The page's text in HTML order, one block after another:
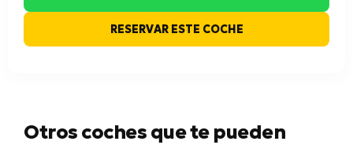
RESERVAR ESTE COCHE
Otros coches que te pueden